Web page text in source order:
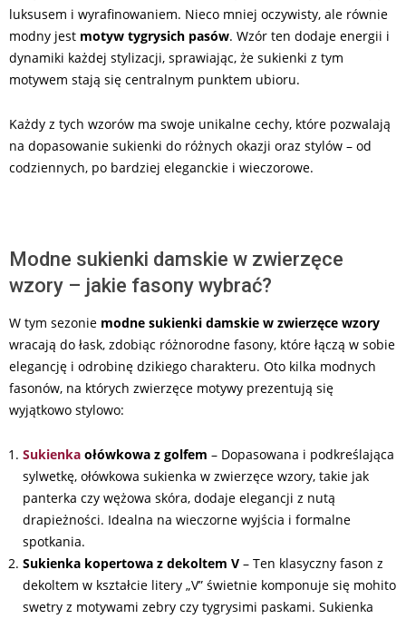
luksusem i wyrafinowaniem. Nieco mniej oczywisty, ale równie
modny jest motyw tygrysich pasów. Wzór ten dodaje energii i
dynamiki każdej stylizacji, sprawiając, że sukienki z tym
motywem stają się centralnym punktem ubioru.
Każdy z tych wzorów ma swoje unikalne cechy, które pozwalają
na dopasowanie sukienki do różnych okazji oraz stylów – od
codziennych, po bardziej eleganckie i wieczorowe.
Modne sukienki damskie w zwierzęce
wzory – jakie fasony wybrać?
W tym sezonie modne sukienki damskie w zwierzęce wzory
wracają do łask, zdobiąc różnorodne fasony, które łączą w sobie
elegancję i odrobinę dzikiego charakteru. Oto kilka modnych
fasonów, na których zwierzęce motywy prezentują się
wyjątkowo stylowo:
Sukienka ołówkowa z golfem – Dopasowana i podkreślająca
sylwetkę, ołówkowa sukienka w zwierzęce wzory, takie jak
panterka czy wężowa skóra, dodaje elegancji z nutą
drapieżności. Idealna na wieczorne wyjścia i formalne
spotkania.
Sukienka kopertowa z dekoltem V – Ten klasyczny fason z
dekoltem w kształcie litery „V” świetnie komponuje się mohito
swetry z motywami zebry czy tygrysimi paskami. Sukienka